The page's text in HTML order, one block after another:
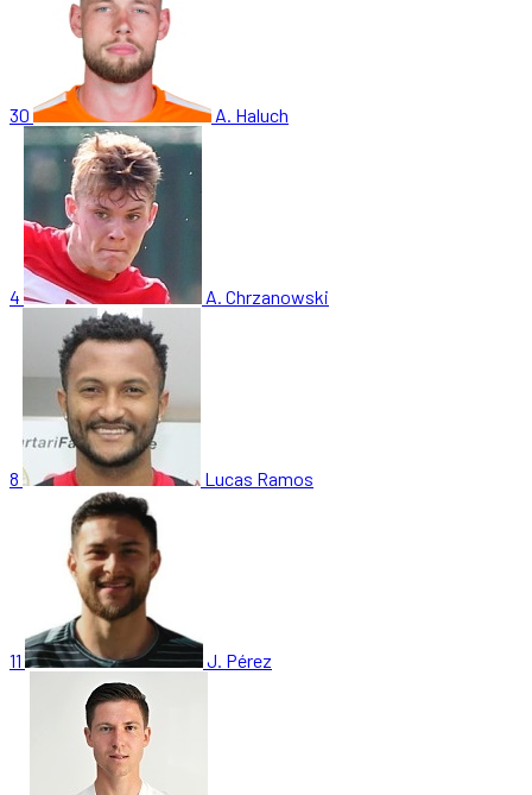
30 A. Haluch
4 A. Chrzanowski
8 Lucas Ramos
11 J. Pérez